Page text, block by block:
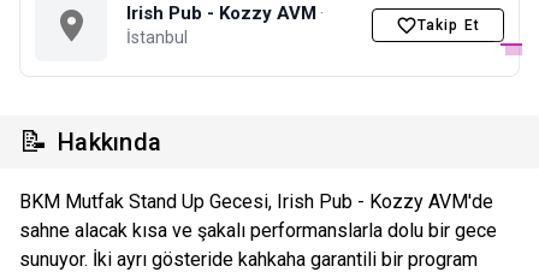
Irish Pub - Kozzy AVM ·
İstanbul
Takip Et
📝 Hakkında
BKM Mutfak Stand Up Gecesi, Irish Pub - Kozzy AVM'de
sahne alacak kısa ve şakalı performanslarla dolu bir gece
sunuyor. İki ayrı gösteride kahkaha garantili bir program